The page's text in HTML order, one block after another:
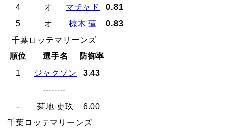
4 オ マチャド
0.81
5
オ 椋木 蓮
0.83
千葉ロッテマリーンズ
順位
選手名
防御率
1
ジャクソン
3.43
--------
-
菊地 吏玖
6.00
千葉ロッテマリーンズ